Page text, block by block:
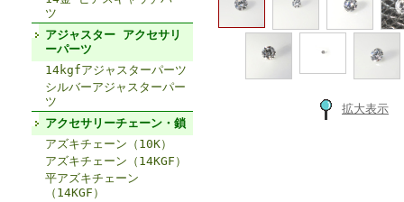
ツ
アジャスター アクセサリ
ーパーツ
14kgfアジャスターパーツ
シルバーアジャスターパー
ツ
アクセサリーチェーン・鎖
アズキチェーン（10K）
アズキチェーン（14KGF）
平アズキチェーン
（14KGF）
拡大表示